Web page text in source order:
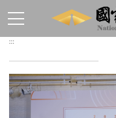
:::